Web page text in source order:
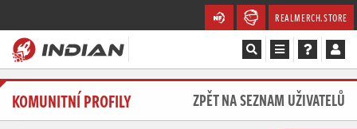
REALMERCH.STORE
Magazín
KOMUNITNÍ PROFILY ZPĚT NA SEZNAM UŽIVATELŮ